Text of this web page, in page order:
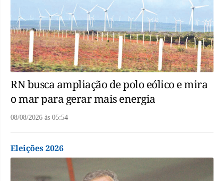
RN busca ampliação de polo eólico e mira
o mar para gerar mais energia
08/08/2026 às 05:54
Eleições 2026